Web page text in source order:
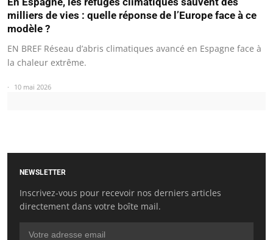
milliers de vies : quelle réponse de l’Europe face à ce
modèle ?
EN BREF Réseau d’abris climatiques avancé en Espagne face à
la chaleur extrême.
10 mai 2026
NEWSLETTER
Inscrivez-vous pour recevoir nos derniers articles
directement dans votre boîte mail.